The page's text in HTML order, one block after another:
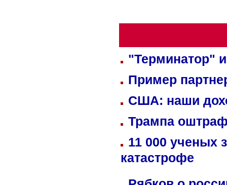
"Терминатор"
Пример
США: наши
Трампа
11 000 ученых
катастрофе